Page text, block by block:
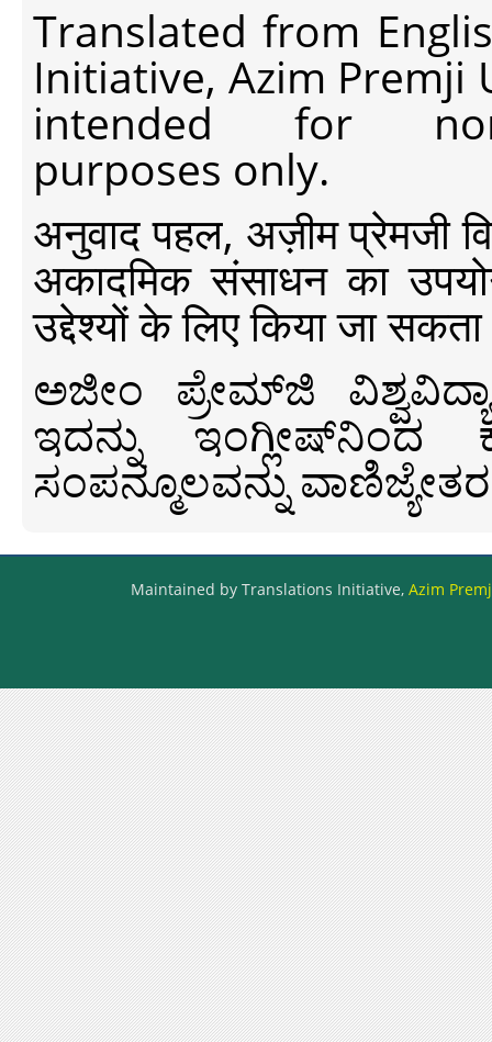
Translated from
Initiative, Azim Premji
intended for non-
purposes only.
अनुवाद पहल, अज़ीम प्रेमजी
अकादमिक संसाधन का
उद्देश्यों के लिए किया जा
ಅಜೀಂ ಪ್ರೇಮ್‍ಜಿ
ಇದನ್ನು ಇಂಗ್ಲೀಷ್‍ನಿಂದ
ಸಂಪನ್ಮೂಲವನ್ನು
Maintained by Translations Initiative, Azim